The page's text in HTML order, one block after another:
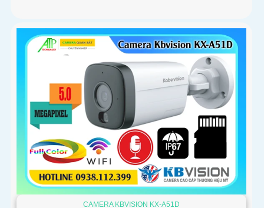
CAMERA KBVISION KX-A51D